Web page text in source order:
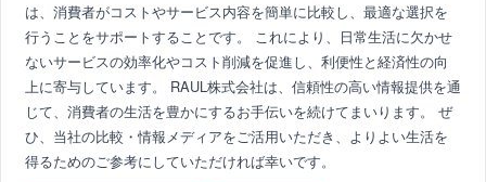
は、消費者がコストやサービス内容を簡単に比較し、最適な選択を
行うことをサポートすることです。 これにより、日常生活に欠かせ
ないサービスの効率化やコスト削減を促進し、利便性と経済性の向
上に寄与しています。 RAUL株式会社は、信頼性の高い情報提供を通
じて、消費者の生活を豊かにするお手伝いを続けてまいります。 ぜ
ひ、当社の比較・情報メディアをご活用いただき、よりよい生活を
得るためのご参考にしていただければ幸いです。